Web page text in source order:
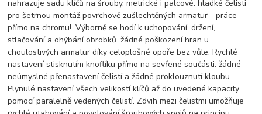
nahrazuje sadu klíčů na šrouby, metrické i palcové. hladké čelisti
pro šetrnou montáž povrchově zušlechtěných armatur - práce
přímo na chromu!. Výborně se hodí k uchopování, držení,
stlačování a ohýbání obrobků. žádné poškození hran u
choulostivých armatur díky celoplošné opoře bez vůle. Rychlé
nastavení stisknutím knoflíku přímo na sevřené součásti. žádné
neúmyslné přenastavení čelistí a žádné proklouznutí kloubu.
Plynulé nastavení všech velikostí klíčů až do uvedené kapacity
pomocí paralelně vedených čelistí. Zdvih mezi čelistmi umožňuje